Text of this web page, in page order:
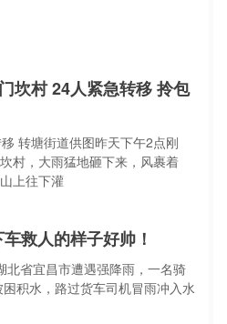
坎村 24人紧急转移 拎包
转塘街道供图昨天下午2点刚
村，大雨猛地砸下来，风裹着
上往下灌
救人的样子好帅！
北省宜昌市遭遇强降雨，一名骑
积水，路过货车司机冒雨冲入水